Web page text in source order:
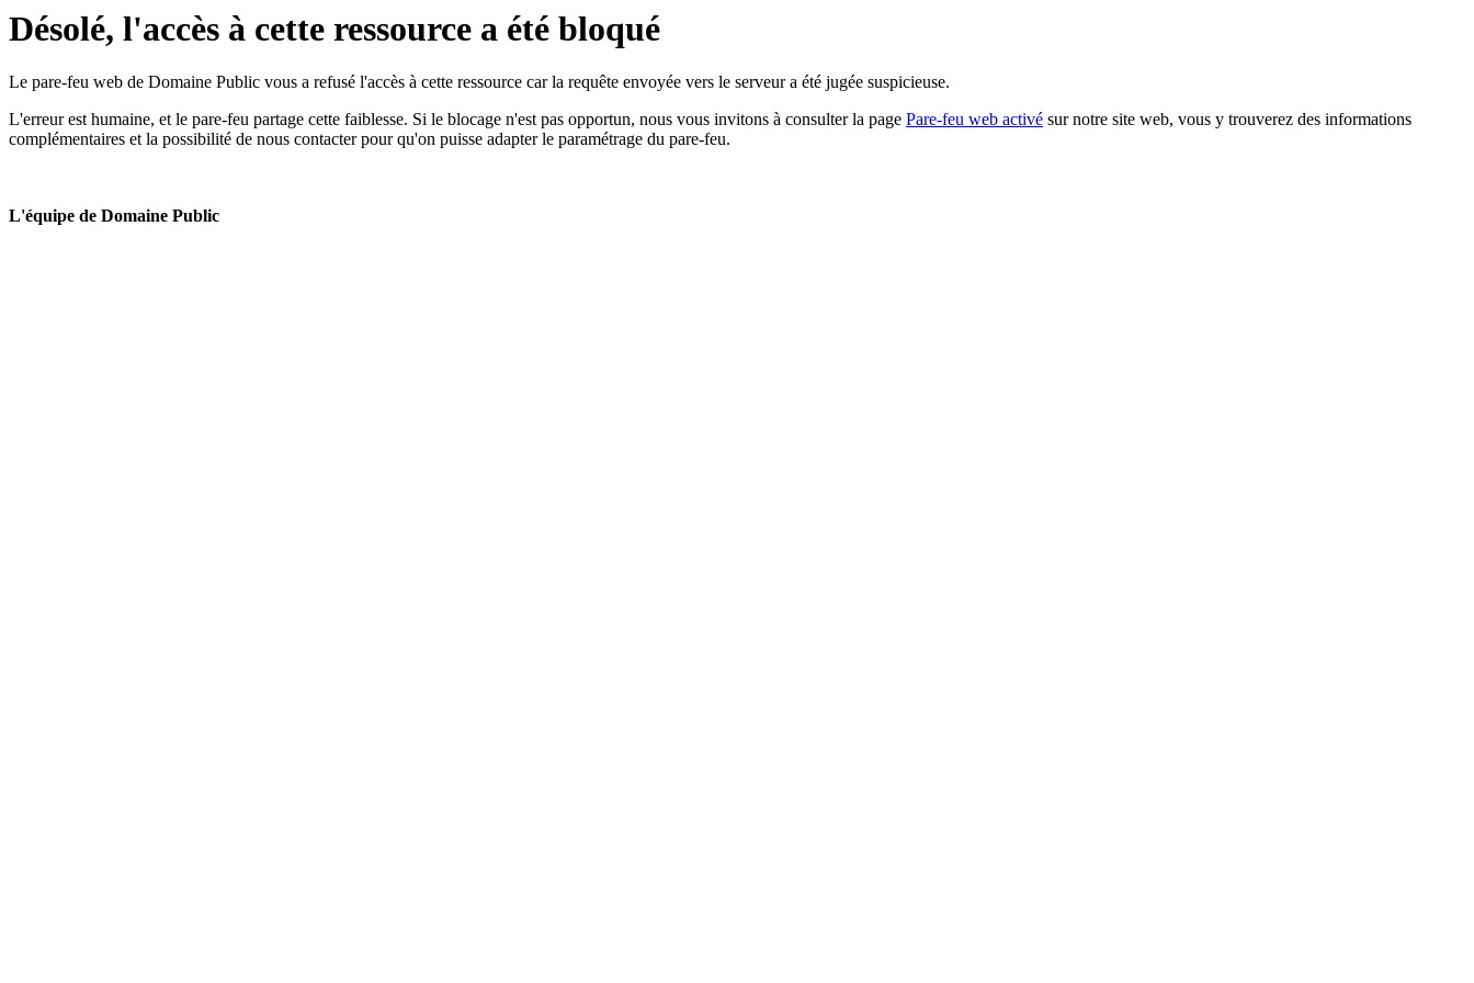
Désolé, l'accès à cette ressource a été bloqué
Le pare-feu web de Domaine Public vous a refusé l'accès à cette ressource car la requête envoyée vers le serveur a été jugée suspicieuse.
L'erreur est humaine, et le pare-feu partage cette faiblesse. Si le blocage n'est pas opportun, nous vous invitons à consulter la page Pare-feu web activé sur notre site web, vous y trouverez des informations
complémentaires et la possibilité de nous contacter pour qu'on puisse adapter le paramétrage du pare-feu.
L'équipe de Domaine Public